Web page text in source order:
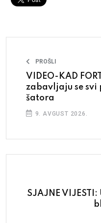
PROŠLI
VIDEO-KAD
zabavljaju se
šatora
9. AVGUST 2026.
SJAJNE